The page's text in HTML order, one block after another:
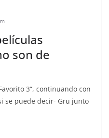
son de
3”, continuando con
se puede decir- Gru junto